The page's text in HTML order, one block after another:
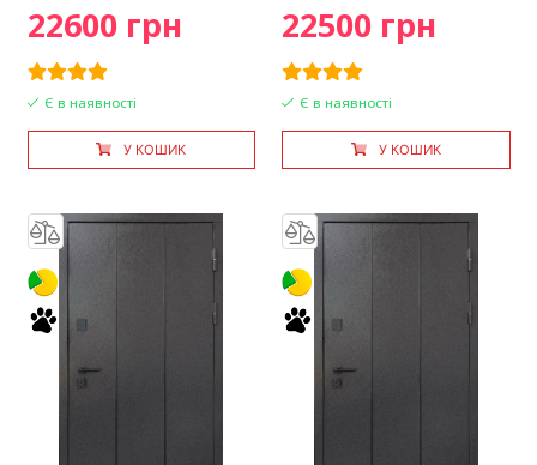
22600 грн
Є в наявності
У КОШИК
22500 грн
Є в наявності
У КОШИК